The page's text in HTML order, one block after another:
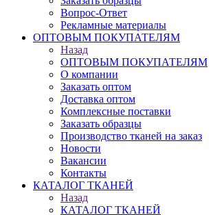
Вопрос-Ответ
Рекламные материалы
ОПТОВЫМ ПОКУПАТЕЛЯМ
Назад
ОПТОВЫМ ПОКУПАТЕЛЯМ
О компании
Заказать оптом
Доставка оптом
Комплексные поставки
Заказать образцы
Производство тканей на заказ
Новости
Вакансии
Контакты
КАТАЛОГ ТКАНЕЙ
Назад
КАТАЛОГ ТКАНЕЙ